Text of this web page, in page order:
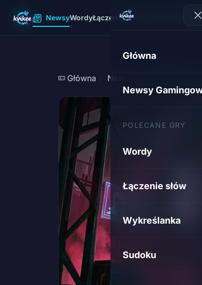
NewsyWordyŁączenie słów
Główna
Newsy
POLECANE GRY
Wordy
Łączenie słów
Wykreślanka
Sudoku
Główna Newsy